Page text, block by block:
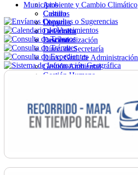
Ambiente y Cambio Climático
Cultura
Deportes
Desarrollo
Descentralización
Direc. de Secretaría
Direc. Gral. de Administración
Gestión Ambiental
Gestión Humana
Ordenamiento
Promoción Social
Salud
Secretaría General
Municipios
Castillos
Chuy
La Paloma
Lascano